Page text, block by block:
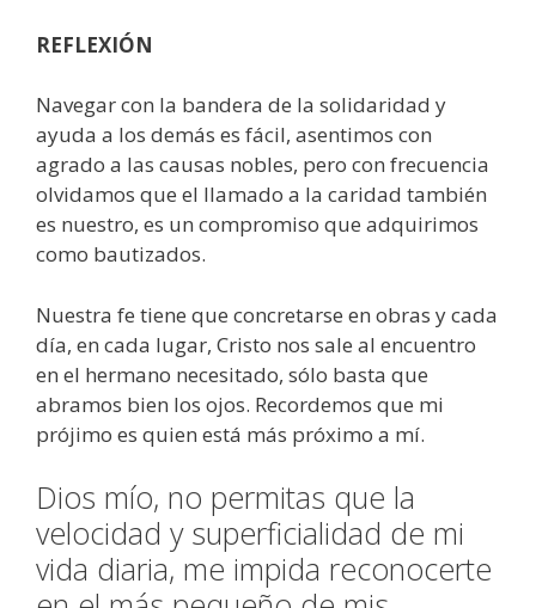
REFLEXIÓN
Navegar con la bandera de la solidaridad y
ayuda a los demás es fácil, asentimos con
agrado a las causas nobles, pero con frecuencia
olvidamos que el llamado a la caridad también
es nuestro, es un compromiso que adquirimos
como bautizados.
Nuestra fe tiene que concretarse en obras y cada
día, en cada lugar, Cristo nos sale al encuentro
en el hermano necesitado, sólo basta que
abramos bien los ojos. Recordemos que mi
prójimo es quien está más próximo a mí.
Dios mío, no permitas que la
velocidad y superficialidad de mi
vida diaria, me impida reconocerte